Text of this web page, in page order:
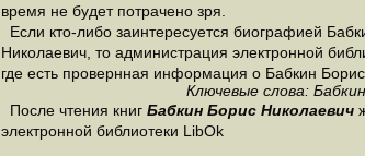
время не будет потрачено зря.
Если кто-либо заинтересуется биографией
Николаевич, то администрация электронной
где есть провернная информация о Бабкин
Ключевые слова:
После чтения книг Бабкин Борис Николаевич
электронной библиотеки LibOk